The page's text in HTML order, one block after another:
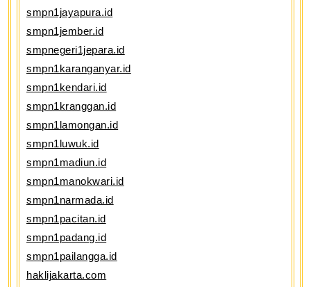
smpn1jayapura.id
smpn1jember.id
smpnegeri1jepara.id
smpn1karanganyar.id
smpn1kendari.id
smpn1kranggan.id
smpn1lamongan.id
smpn1luwuk.id
smpn1madiun.id
smpn1manokwari.id
smpn1narmada.id
smpn1pacitan.id
smpn1padang.id
smpn1pailangga.id
haklijakarta.com